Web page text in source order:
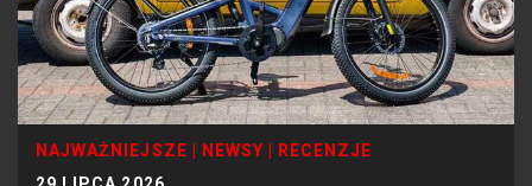
NAJWAŻNIEJSZE NEWSY
RECENZJE